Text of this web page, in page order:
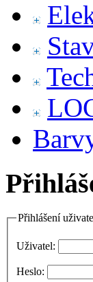
Přihlášení
Uživatel:
Heslo: